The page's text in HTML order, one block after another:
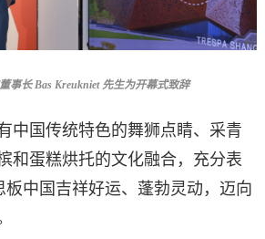
事长 Bas Kreukniet 先生为开幕式致辞
中国传统特色的舞狮点睛、采青
和蛋糕烘托的文化融合，充分表
板中国吉祥好运、蓬勃灵动，迈向